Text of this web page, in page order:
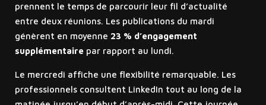
prennent le temps de parcourir leur fil d’actualité
entre deux réunions. Les publications du mardi
génèrent en moyenne 23 % d’engagement
supplémentairepar rapport au lundi.
Le mercredi affiche une flexibilité remarquable. Les
professionnels consultent LinkedIn tout au long de la